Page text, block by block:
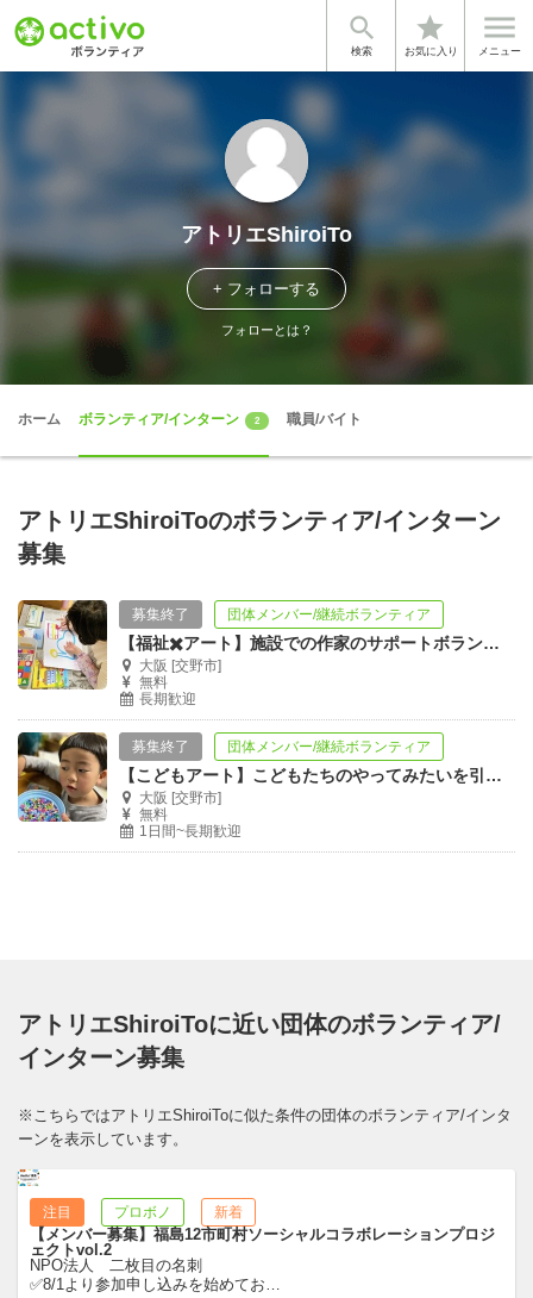

検索
star
お気に入り

メニュー
アトリエShiroiTo
+ フォローする
フォローとは？
ホーム ボランティア/インターン 2 職員/バイト
アトリエShiroiToのボランティア/インターン
募集
募集終了 団体メンバー/継続ボランティア
【福祉✖️アート】施設での作家のサポートボランティア募集！
大阪 [交野市]
無料
長期歓迎
募集終了 団体メンバー/継続ボランティア
【こどもアート】こどもたちのやってみたいを引き出すアート空間を一緒に作りませんか
大阪 [交野市]
無料
1日間~長期歓迎
アトリエShiroiToに近い団体のボランティア/
インターン募集
※こちらではアトリエShiroiToに似た条件の団体のボランティア/インタ
ーンを表示しています。
注目 プロボノ 新着
【メンバー募集】福島12市町村ソーシャルコラボレーションプロジ
ェクトvol.2
NPO法人 二枚目の名刺
✅8/1より参加申し込みを始めてお…